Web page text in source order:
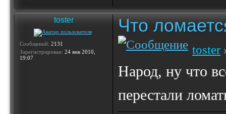
toster
Сообщений: 2131
Зарегистрирован: 24 янв 2010,
19:07
Что
toster
Народ, ну что
перестали